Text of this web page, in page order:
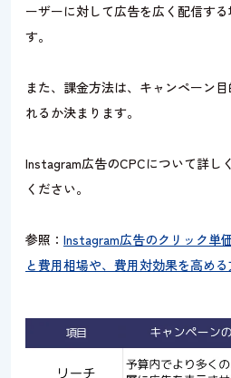
ーザーに対して広告を広く配信す
す。
また、課金方法は、キャンペーン
れるか決まります。
Instagram広告のCPCについて詳し
ください。
参照： Instagram広告のクリック単
と費用相場や、費用対効果を高める